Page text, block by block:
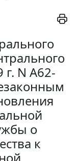
г. N А62-
о
к